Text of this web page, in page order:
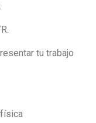
tu trabajo